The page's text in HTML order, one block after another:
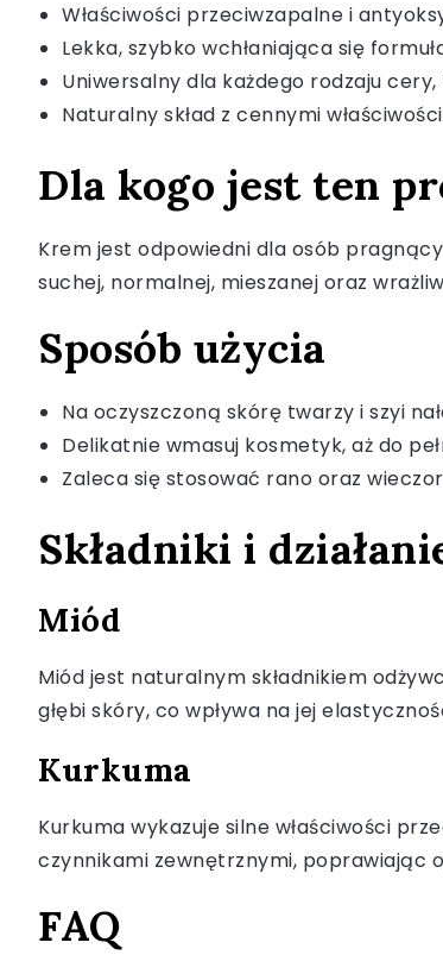
Właściwości przeciwzapalne i
Lekka, szybko wchłaniająca się
Uniwersalny dla każdego rodzaju
Naturalny skład z cennymi
Dla kogo jest ten
Krem jest odpowiedni dla osób
suchej, normalnej, mieszanej oraz
Sposób użycia
Na oczyszczoną skórę twarzy i szyi
Delikatnie wmasuj kosmetyk, aż do
Zaleca się stosować rano oraz
Składniki i
Miód
Miód jest naturalnym składnikiem
głębi skóry, co wpływa na jej
Kurkuma
Kurkuma wykazuje silne właściwości
czynnikami zewnętrznymi, poprawiając
FAQ